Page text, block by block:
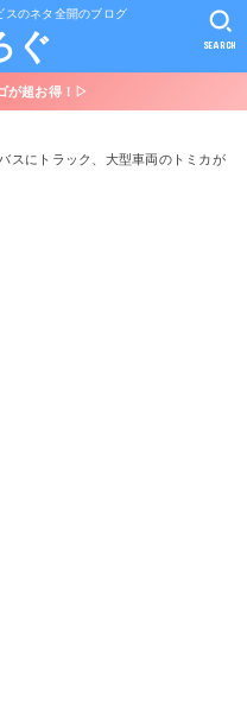
スのネタ全開のブログ
ぐ SEARCH
が超お得！▷
スにトラック、大型車両のトミカが